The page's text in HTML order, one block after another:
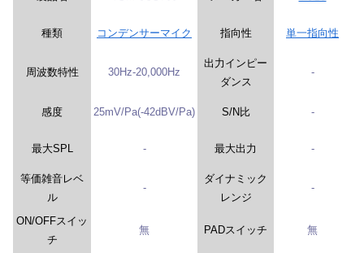
種類 コンデンサーマイク 指向性 単一指向性
周波数特性 30Hz-20,000Hz
出力インピー
ダンス
-
感度 25mV/Pa(-42dBV/Pa) S/N比 -
最大SPL - 最大出力 -
等価雑音レベ
ル
-
ダイナミック
レンジ
-
ON/OFFスイッ
チ
無 PADスイッチ 無